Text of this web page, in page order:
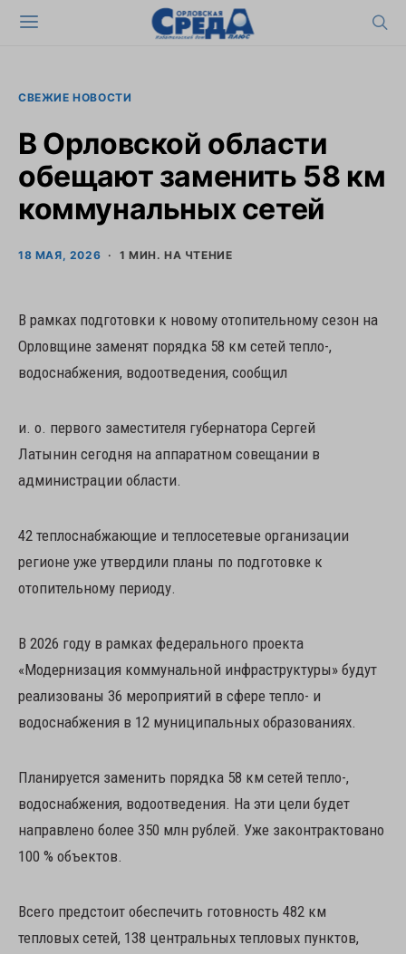
СВЕЖИЕ НОВОСТИ
В Орловской области
обещают заменить 58 км
коммунальных сетей
18 МАЯ, 2026 1 МИН. НА ЧТЕНИЕ
В рамках подготовки к новому отопительному сезон на
Орловщине заменят порядка 58 км сетей тепло-,
водоснабжения, водоотведения, сообщил
и. о. первого заместителя губернатора Сергей
Латынин сегодня на аппаратном совещании в
администрации области.
42 теплоснабжающие и теплосетевые организации
регионе уже утвердили планы по подготовке к
отопительному периоду.
В 2026 году в рамках федерального проекта
«Модернизация коммунальной инфраструктуры» будут
реализованы 36 мероприятий в сфере тепло- и
водоснабжения в 12 муниципальных образованиях.
Планируется заменить порядка 58 км сетей тепло-,
водоснабжения, водоотведения. На эти цели будет
направлено более 350 млн рублей. Уже законтрактовано
100 % объектов.
Всего предстоит обеспечить готовность 482 км
тепловых сетей, 138 центральных тепловых пунктов,